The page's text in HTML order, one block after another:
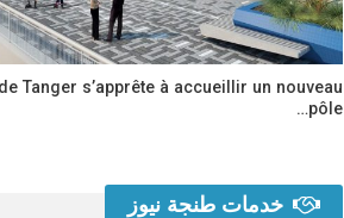
Tanger s’apprête à accueillir un nouveau
pôle…
خدمات طنجة نيوز